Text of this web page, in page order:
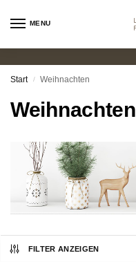
MENU
Start / Weihnachten
Weihnachten
FILTER ANZEIGEN